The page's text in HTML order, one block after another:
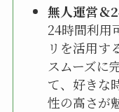
無人運営＆
24時間利用
リを活用す
スムーズに
て、好きな
性の高さが